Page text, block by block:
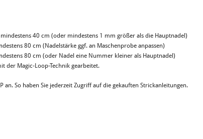
40 cm (oder mindestens 1 mm größer als die Hauptnadel)
80 cm (Nadelstärke ggf. an Maschenprobe anpassen)
80 cm (oder Nadel eine Nummer kleiner als Hauptnadel)
der Magic-Loop-Technik gearbeitet.
an. So haben Sie jederzeit Zugriff auf die gekauften Strickanleitungen.